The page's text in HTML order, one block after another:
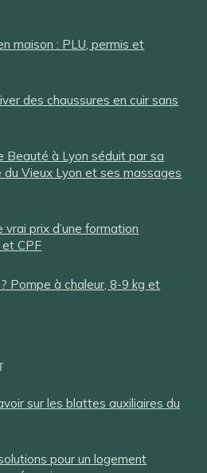
maison : PLU, permis et
des chaussures en cuir sans
Beauté à Lyon séduit par sa
Vieux Lyon et ses massages
vrai prix d’une formation
CPF
Pompe à chaleur, 8-9 kg et
sur les blattes auxiliaires du
pour un logement